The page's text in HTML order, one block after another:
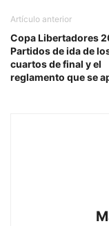
Artículo anterior
Copa Libertadores
Partidos de ida de
cuartos de final y el
reglamento que se